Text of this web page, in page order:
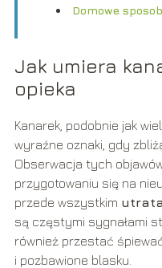
Domowe
Jak umiera
opieka
Kanarek, podobnie jak
wyraźne oznaki, gdy
Obserwacja tych
przygotowaniu się na
przede wszystkim
są częstymi sygnałami
również przestać
i pozbawione blasku.